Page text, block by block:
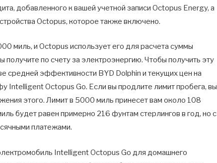
добавленного к вашей учетной записи Octopus Energy, а
Octopus, которое также включено.
миль, и Octopus использует его для расчета суммы
получите по счету за электроэнергию. Чтобы получить эту
средней эффективности BYD Dolphin и текущих цен на
Intelligent Octopus Go. Если вы продлите лимит пробега, вы
этого. Лимит в 5000 миль принесет вам около 108
будет равен примерно 216 фунтам стерлингов в год, но с
платежами.
Intelligent Octopus Go для домашнего